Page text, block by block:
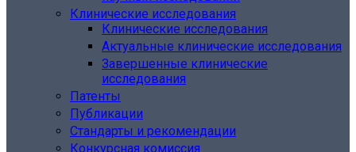
Клинические исследования
Клинические исследования
Актуальные клинические исследования
Завершенные клинические
исследования
Патенты
Публикации
Стандарты и рекомендации
Конкурсная комиссия